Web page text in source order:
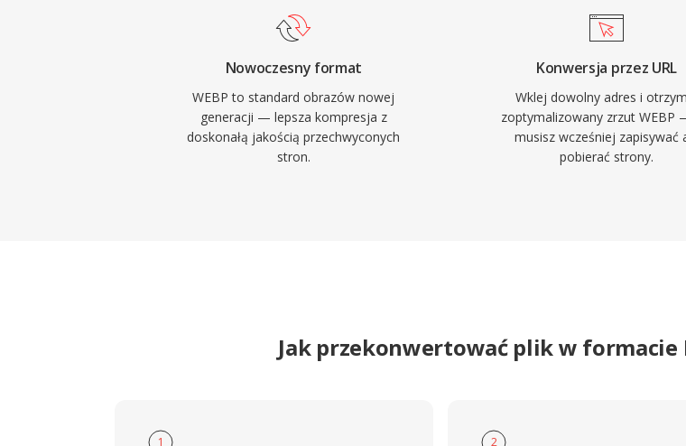
Nowoczesny format
WEBP to standard obrazów nowej
generacji — lepsza kompresja z
doskonałą jakością przechwyconych
stron.
Konwersja przez URL
Wklej dowolny adres i
zoptymalizowany zrzut WEBP
musisz wcześniej zapisywać
pobierać strony.
Jak przekonwertować plik w formacie
1 2